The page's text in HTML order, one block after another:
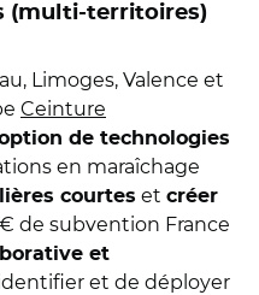
(multi-territoires)
Limoges, Valence et
Ceinture
de technologies
en maraîchage
courtes et créer
de subvention France
et
et de déployer